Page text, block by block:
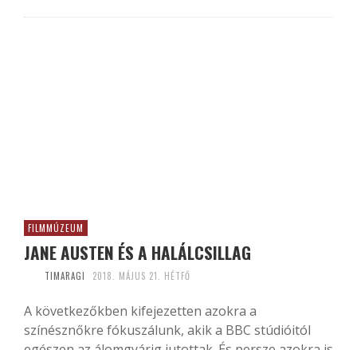
FILMMÚZEUM
JANE AUSTEN ÉS A HALÁLCSILLAG
TIMARAGI 2018. MÁJUS 21. HÉTFŐ
A következőkben kifejezetten azokra a
színésznőkre fókuszálunk, akik a BBC stúdióitól